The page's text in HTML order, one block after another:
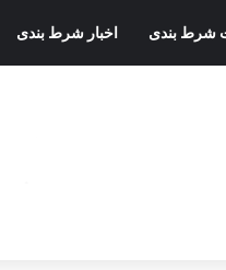
شرط بندی اخبار شرط بندی